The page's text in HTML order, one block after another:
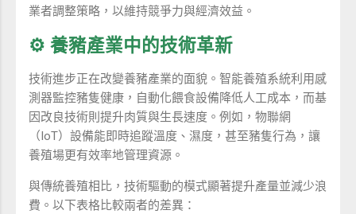
業者調整策略，以維持競爭力與經濟效益。
⚙️ 養豬產業中的技術革新
技術進步正在改變養豬產業的面貌。智能養殖系統利用感
測器監控豬隻健康，自動化餵食設備降低人工成本，而基
因改良技術則提升肉質與生長速度。例如，物聯網
（IoT）設備能即時追蹤溫度、濕度，甚至豬隻行為，讓
養殖場更有效率地管理資源。
與傳統養殖相比，技術驅動的模式顯著提升產量並減少浪
費。以下表格比較兩者的差異：